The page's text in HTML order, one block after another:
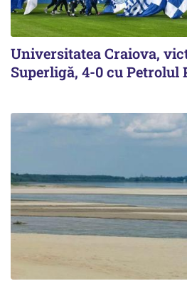
Universitatea Craiova,
Superligă, 4-0 cu Petrolul